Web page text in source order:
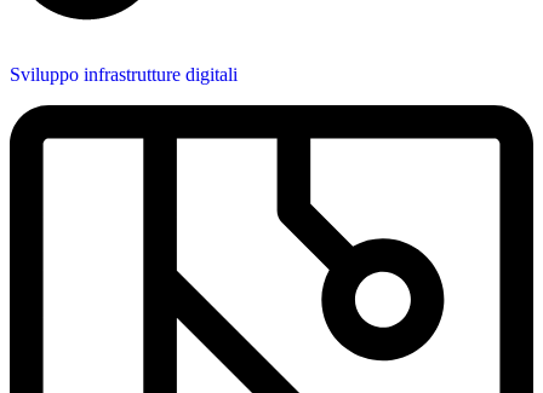
Sviluppo infrastrutture digitali